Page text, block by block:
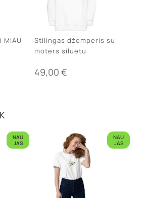
MIAU
Stilingas džemperis su
moters siluetu
49,00 €
NAU
JAS
NAU
JAS